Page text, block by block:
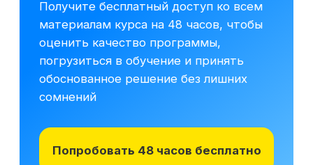
сегодня
Получите полную программу курса
в PDF или бесплатный доступ ко всем
материалам курса на 48 часов, чтобы
оценить качество программы,
погрузиться в обучение и принять
сомнений